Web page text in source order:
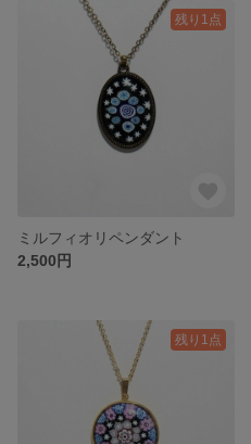
残り1点
ミルフィオリペンダント
2,500円
残り1点